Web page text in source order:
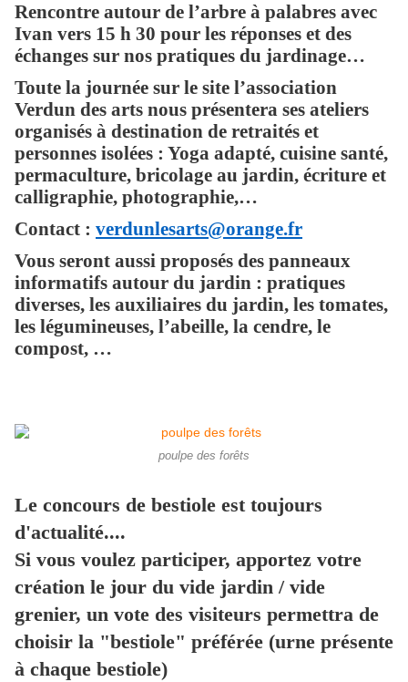
Rencontre autour de l’arbre à palabres avec
Ivan vers 15 h 30 pour les réponses et des
échanges sur nos pratiques du jardinage…
Toute la journée sur le site l’association
Verdun des arts nous présentera ses ateliers
organisés à destination de retraités et
personnes isolées : Yoga adapté, cuisine santé,
permaculture, bricolage au jardin, écriture et
calligraphie, photographie,…
Contact : verdunlesarts@orange.fr
Vous seront aussi proposés des panneaux
informatifs autour du jardin : pratiques
diverses, les auxiliaires du jardin, les tomates,
les légumineuses, l’abeille, la cendre, le
compost, …
poulpe des forêts
Le concours de bestiole est toujours
d'actualité....
Si vous voulez participer, apportez votre
création le jour du vide jardin / vide
grenier, un vote des visiteurs permettra de
choisir la "bestiole" préférée (urne présente
à chaque bestiole)